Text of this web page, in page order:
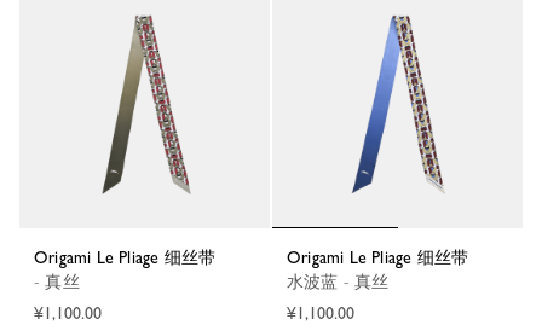
Origami Le Pliage 细丝带
- 真丝
¥1,100.00
Origami Le Pliage 细丝带
水波蓝 - 真丝
¥1,100.00